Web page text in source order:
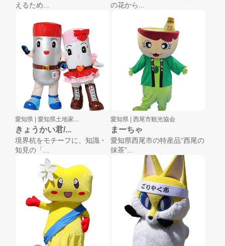
えるため...
の花から...
愛知県 | 愛知県土地家...
きょうかい君/...
境界杭をモチーフに、知識・
知見の「...
愛知県 | 西尾市観光協会
まーちゃ
愛知県西尾市の特産品“西尾の
抹茶”...